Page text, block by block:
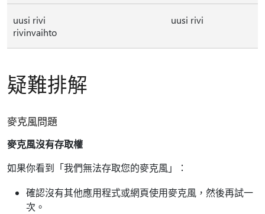
uusi rivi
rivinvaihto
uusi rivi
疑難排解
麥克風問題
麥克風沒有存取權
如果你看到「我們無法存取您的麥克風」：
確認沒有其他應用程式或網頁使用麥克風，然後再試一
次。